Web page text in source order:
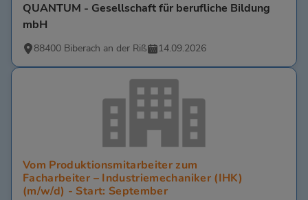
QUANTUM - Gesellschaft für berufliche Bildung
mbH
88400 Biberach an der Riß 14.09.2026
Vom Produktionsmitarbeiter zum
Facharbeiter – Industriemechaniker (IHK)
(m/w/d) - Start: September